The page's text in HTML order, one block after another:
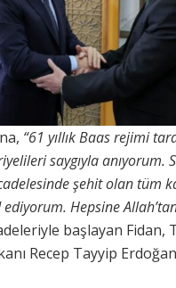
“61 yıllık Baas rejimi
saygıyla anıyorum.
şehit olan tüm
Hepsine
başlayan Fidan,
Recep Tayyip